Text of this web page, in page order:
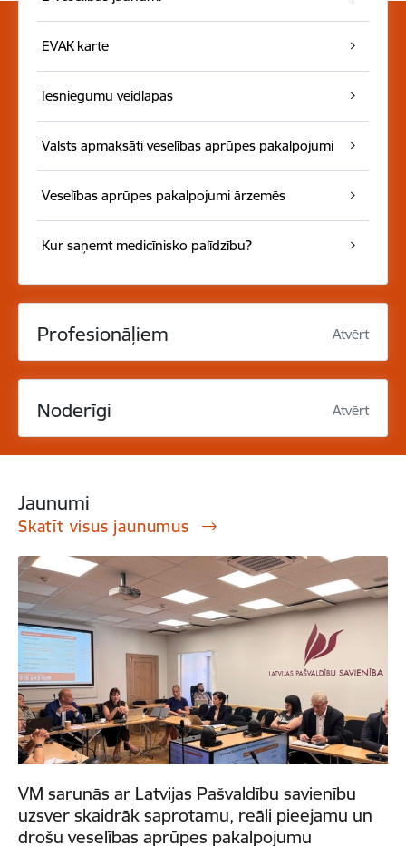
EVAK karte
Iesniegumu veidlapas
Valsts apmaksāti veselības aprūpes pakalpojumi
Veselības aprūpes pakalpojumi ārzemēs
Kur saņemt medicīnisko palīdzību?
Profesionāļiem Atvērt
Noderīgi Atvērt
Jaunumi
Skatīt visus jaunumus
VM sarunās ar Latvijas Pašvaldību savienību
uzsver skaidrāk saprotamu, reāli pieejamu un
drošu veselības aprūpes pakalpojumu